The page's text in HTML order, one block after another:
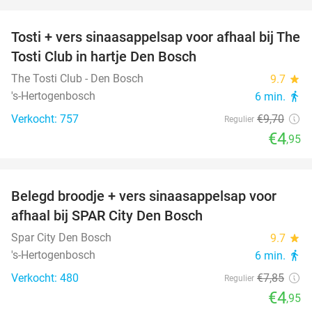
49%
Tosti + vers sinaasappelsap voor afhaal bij The
Tosti Club in hartje Den Bosch
The Tosti Club - Den Bosch 9.7 star
's-Hertogenbosch 6 min. directions_walk
Verkocht: 757 Regulier €9,70
€4,95
37%
Belegd broodje + vers sinaasappelsap voor
afhaal bij SPAR City Den Bosch
Spar City Den Bosch 9.7 star
's-Hertogenbosch 6 min. directions_walk
Verkocht: 480 Regulier €7,85
€4,95